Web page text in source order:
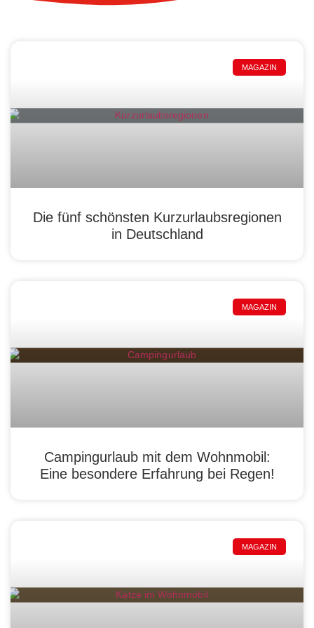
MAGAZIN
Die fünf schönsten Kurzurlaubsregionen
in Deutschland
MAGAZIN
Campingurlaub mit dem Wohnmobil:
Eine besondere Erfahrung bei Regen!
MAGAZIN